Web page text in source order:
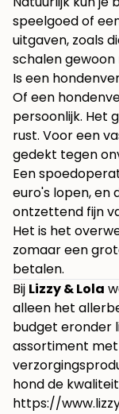
speelgoed of
uitgaven, zoals
schalen gewoon
Is een
Of een
persoonlijk. Het
rust. Voor een
gedekt tegen
Een
euro's lopen, en
ontzettend fijn
Het is het
zomaar een
betalen.
Bij Lizzy & Lola
alleen het
budget eronder
assortiment
hond de
https://